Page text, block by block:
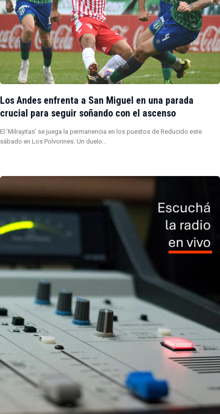
Los Andes enfrenta a San Miguel en una parada
crucial para seguir soñando con el ascenso
El ‘Milrayitas’ se juega la permanencia en los puestos de Reducido este
sábado en Los Polvorines. Un duelo…